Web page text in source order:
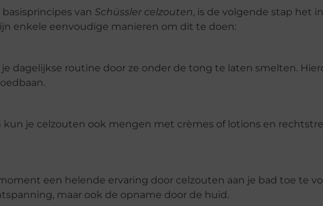
van Schüssler celzouten, is de volgende stap het
enkele eenvoudige manieren om dit te doen:
dagelijkse routine door ze onder de tong te laten smelten.
kun je celzouten ook mengen met crèmes of lotions en
een helende ervaring door celzouten aan je bad toe te
maar ook de opname door de huid.